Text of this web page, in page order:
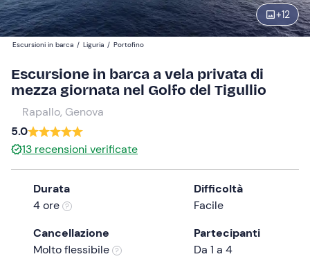
+12
interact
with
the
and
select
date.
Press
the
question
mark
Partecipanti
380 €
1
Escursioni in barca / Liguria / Portofino
Escursione in barca a vela privata di
mezza giornata nel Golfo del Tigullio
Rapallo, Genova
5.0
13 recensioni verificate
Durata
4 ore
Difficoltà
Facile
Cancellazione
Molto flessibile
Partecipanti
Da 1 a 4